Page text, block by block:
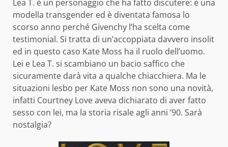
Lea T. è un personaggio che ha fatto discutere: è una
modella transgender ed è diventata famosa lo
scorso anno perché Givenchy l’ha scelta come
testimonial. Si tratta di un’accoppiata davvero insolit
ed in questo caso Kate Moss ha il ruolo dell’uomo.
Lei e Lea T. si scambiano un bacio saffico che
sicuramente darà vita a qualche chiacchiera. Ma le
situazioni lesbo per Kate Moss non sono una novità,
infatti Courtney Love aveva dichiarato di aver fatto
sesso con lei, ma la storia risale agli anni ’90. Sarà
nostalgia?